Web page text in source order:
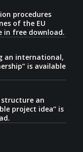
procedures
of the EU
in free download.
an international,
is available
structure an
project idea” is